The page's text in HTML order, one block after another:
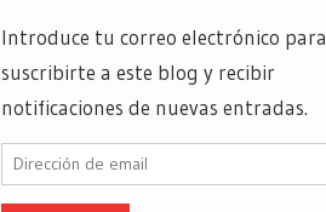
Introduce tu correo electrónico para
suscribirte a este blog y recibir
notificaciones de nuevas entradas.
Dirección